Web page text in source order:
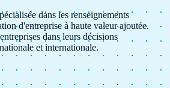
dans les renseignements
d'entreprise à haute valeur ajoutée.
dans leurs décisions
et internationale.